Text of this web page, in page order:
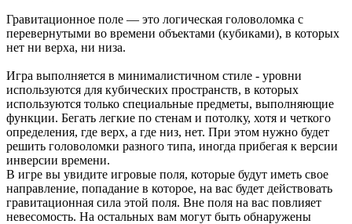
Гравитационное поле — это логическая головоломка с
перевернутыми во времени объектами (кубиками), в которых
нет ни верха, ни низа.
Игра выполняется в минималистичном стиле - уровни
используются для кубических пространств, в которых
используются только специальные предметы, выполняющие
функции. Бегать легкие по стенам и потолку, хотя и четкого
определения, где верх, а где низ, нет. При этом нужно будет
решить головоломки разного типа, иногда прибегая к версии
инверсии времени.
В игре вы увидите игровые поля, которые будут иметь свое
направление, попадание в которое, на вас будет действовать
гравитационная сила этой поля. Вне поля на вас повлияет
невесомость. На остальных вам могут быть обнаружены